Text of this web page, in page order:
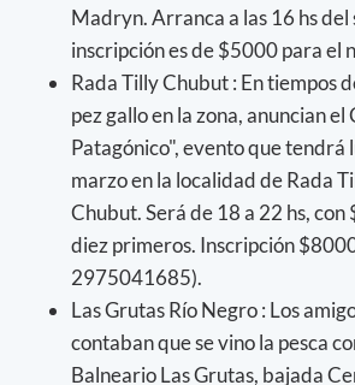
Madryn. Arranca a las 16 hs del
inscripción es de $5000 para el
Rada Tilly Chubut : En tiempos
pez gallo en la zona, anuncian
Patagónico", evento que tendrá
marzo en la localidad de Rada
Chubut. Será de 18 a 22 hs,
diez primeros. Inscripción
2975041685).
Las Grutas Río Negro : Los
contaban que se vino la pesca
Balneario Las Grutas, bajada